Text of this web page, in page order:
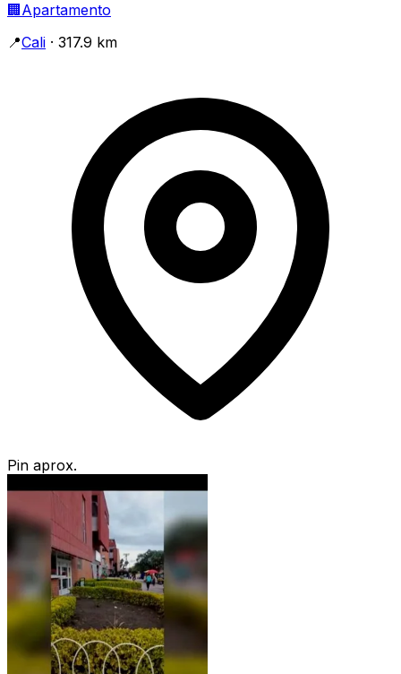
🏢 Apartamento
📍Cali · 317.9 km
Pin aprox.